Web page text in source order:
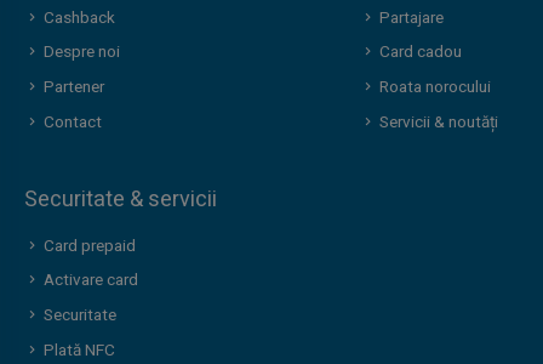
Cashback
Despre noi
Partener
Contact
Partajare
Card cadou
Roata norocului
Servicii & noutăți
Securitate & servicii
Card prepaid
Activare card
Securitate
Plată NFC